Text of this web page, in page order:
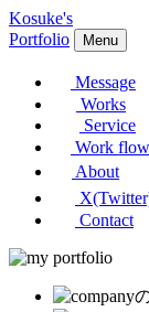
Kosuke's
Portfolio
Menu
Message
Works
Service
Work flow
About
Contact